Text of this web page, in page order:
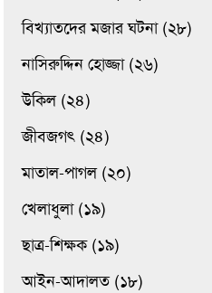
বিখ্যাতদের মজার ঘটনা (২৮)
নাসিরুদ্দিন হোজ্জা (২৬)
উকিল (২৪)
জীবজগৎ (২৪)
মাতাল-পাগল (২০)
খেলাধুলা (১৯)
ছাত্র-শিক্ষক (১৯)
আইন-আদালত (১৮)